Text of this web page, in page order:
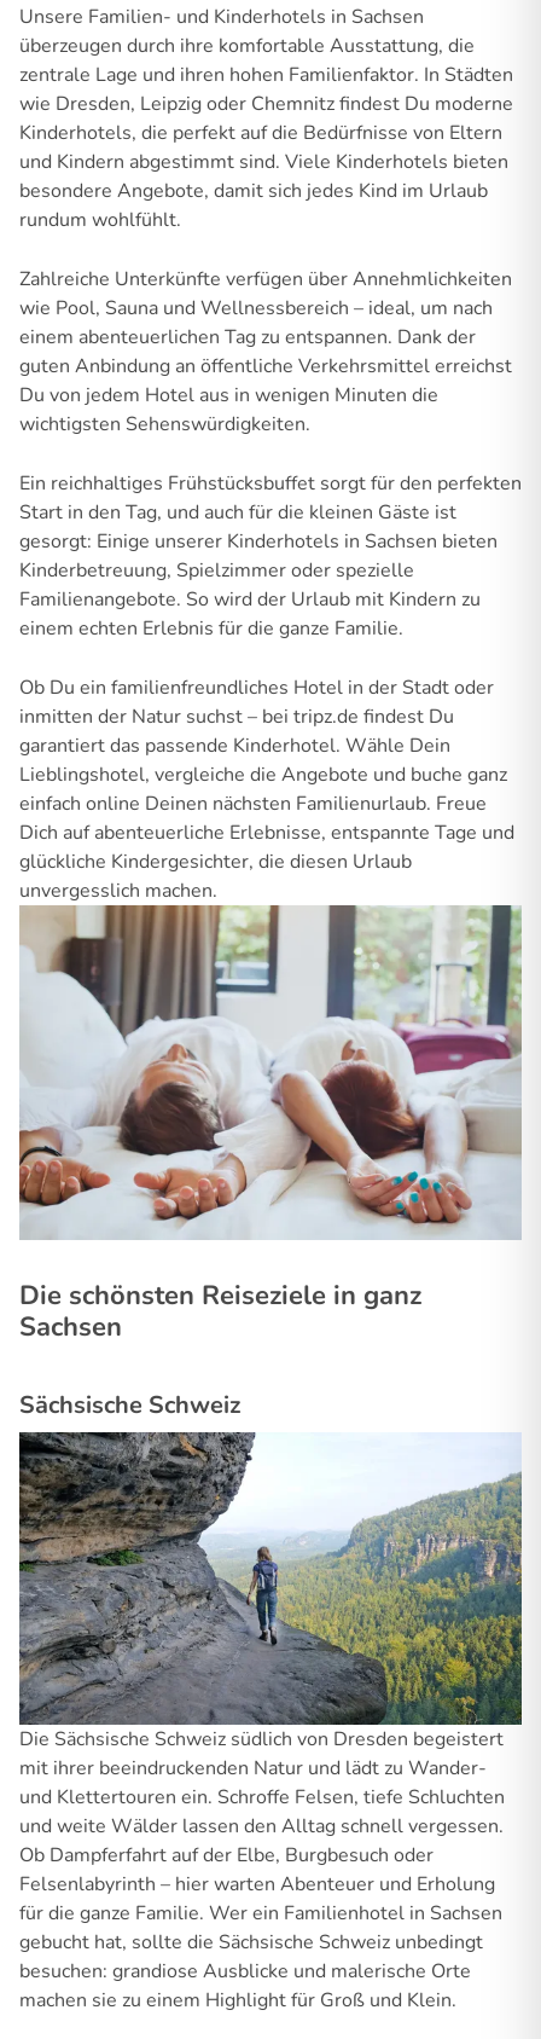
Unsere Familien- und Kinderhotels in Sachsen
überzeugen durch ihre komfortable Ausstattung, die
zentrale Lage und ihren hohen Familienfaktor. In Städten
wie Dresden, Leipzig oder Chemnitz findest Du moderne
Kinderhotels, die perfekt auf die Bedürfnisse von Eltern
und Kindern abgestimmt sind. Viele Kinderhotels bieten
besondere Angebote, damit sich jedes Kind im Urlaub
rundum wohlfühlt.
Zahlreiche Unterkünfte verfügen über Annehmlichkeiten
wie Pool, Sauna und Wellnessbereich – ideal, um nach
einem abenteuerlichen Tag zu entspannen. Dank der
guten Anbindung an öffentliche Verkehrsmittel erreichst
Du von jedem Hotel aus in wenigen Minuten die
wichtigsten Sehenswürdigkeiten.
Ein reichhaltiges Frühstücksbuffet sorgt für den perfekten
Start in den Tag, und auch für die kleinen Gäste ist
gesorgt: Einige unserer Kinderhotels in Sachsen bieten
Kinderbetreuung, Spielzimmer oder spezielle
Familienangebote. So wird der Urlaub mit Kindern zu
einem echten Erlebnis für die ganze Familie.
Ob Du ein familienfreundliches Hotel in der Stadt oder
inmitten der Natur suchst – bei tripz.de findest Du
garantiert das passende Kinderhotel. Wähle Dein
Lieblingshotel, vergleiche die Angebote und buche ganz
einfach online Deinen nächsten Familienurlaub. Freue
Dich auf abenteuerliche Erlebnisse, entspannte Tage und
glückliche Kindergesichter, die diesen Urlaub
unvergesslich machen.
Die schönsten Reiseziele in ganz
Sachsen
Sächsische Schweiz
Die Sächsische Schweiz südlich von Dresden begeistert
mit ihrer beeindruckenden Natur und lädt zu Wander-
und Klettertouren ein. Schroffe Felsen, tiefe Schluchten
und weite Wälder lassen den Alltag schnell vergessen.
Ob Dampferfahrt auf der Elbe, Burgbesuch oder
Felsenlabyrinth – hier warten Abenteuer und Erholung
für die ganze Familie. Wer ein Familienhotel in Sachsen
gebucht hat, sollte die Sächsische Schweiz unbedingt
besuchen: grandiose Ausblicke und malerische Orte
machen sie zu einem Highlight für Groß und Klein.